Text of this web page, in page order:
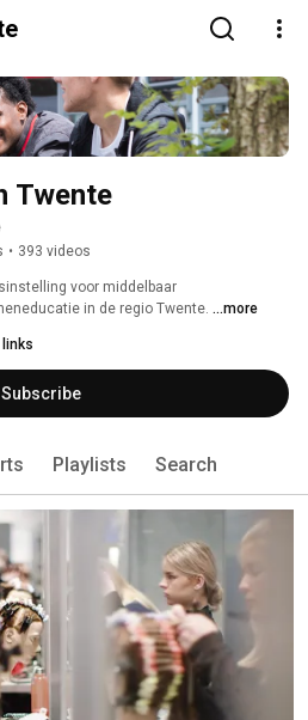
Twente
• 393 videos
voor middelbaar
in de regio Twente. ...more
Subscribe
Playlists Search